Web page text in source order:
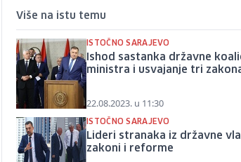
Više na istu temu
ISTOČNO SARAJEVO
Ishod sastanka državne
ministra i usvajanje tri
22.08.2023. u 11:30
ISTOČNO SARAJEVO
Lideri stranaka iz državne
zakoni i reforme